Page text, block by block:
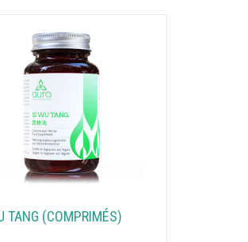
TANG (COMPRIMÉS)